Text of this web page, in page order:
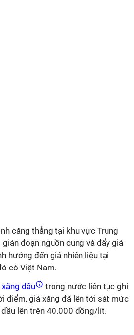
căng thẳng tại khu vực Trung
đoạn nguồn cung và đẩy giá
hưởng đến giá nhiên liệu tại
có Việt Nam.
xăng dầu
trong nước liên tục ghi
điểm, giá xăng đã lên tới sát mức
lên trên 40.000 đồng/lít.